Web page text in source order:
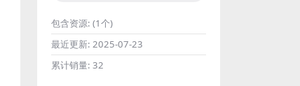
包含资源: (1个)
最近更新: 2025-07-23
累计销量: 32